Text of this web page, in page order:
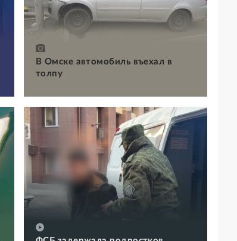
В Омске автомобиль въехал в
толпу